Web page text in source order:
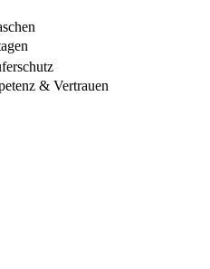
& Vertrauen